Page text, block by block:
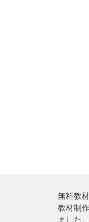
無料教
教材制
ました。